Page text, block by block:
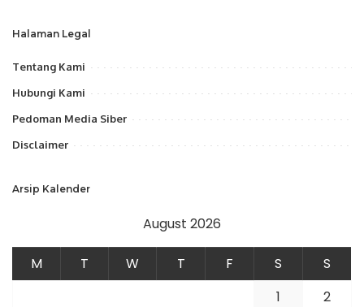
Halaman Legal
Tentang Kami
Hubungi Kami
Pedoman Media Siber
Disclaimer
Arsip Kalender
August 2026
M T W T F S
S
1
2